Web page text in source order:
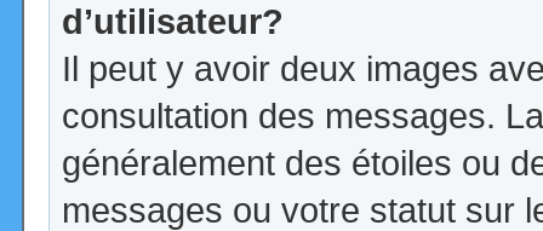
d’utilisateur?
Il peut y avoir deux images
consultation des messages.
généralement des étoiles ou
messages ou votre statut sur